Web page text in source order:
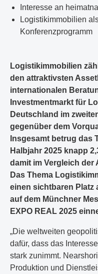
Interesse an
Logistikimmobilien
Konferenzprogramm
Logistikimmobilien
den attraktivsten
internationalen
Investmentmarkt für
Deutschland im
gegenüber dem
Insgesamt betrug das
Halbjahr 2025 knapp
damit im Vergleich der
Das Thema
einen sichtbaren Platz
auf dem Münchner
EXPO REAL 2025
„Die weltweiten
dafür, dass das
stark zunimmt.
Produktion und